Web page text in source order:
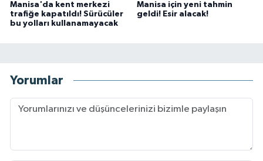
Manisa'da kent merkezi
trafiğe kapatıldı! Sürücüler
bu yolları kullanamayacak
Manisa için yeni tahmin
geldi! Esir alacak!
Yorumlar